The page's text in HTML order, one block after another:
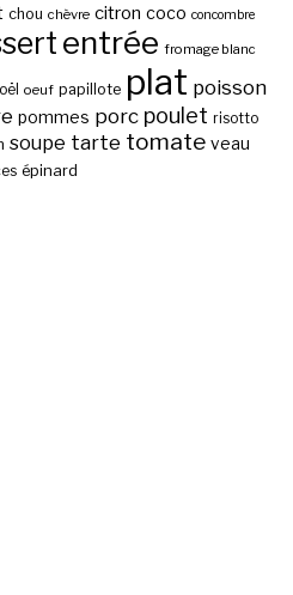
chou chèvre citron coco concombre
entrée fromage blanc
oeuf papillote plat poisson
pommes porc poulet risotto
soupe tarte tomate veau
épinard